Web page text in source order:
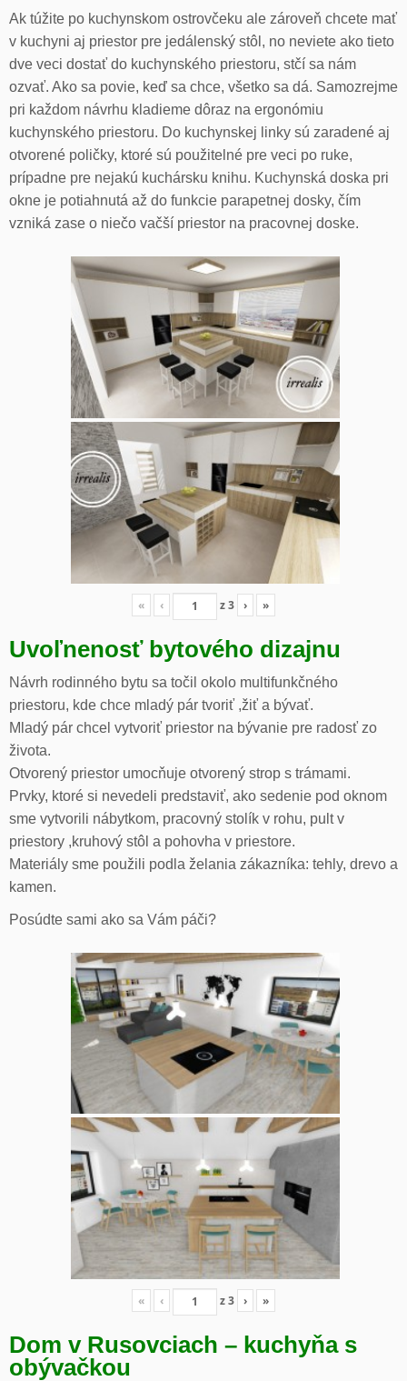
Ak túžite po kuchynskom ostrovčeku ale zároveň chcete mať
v kuchyni aj priestor pre jedálenský stôl, no neviete ako tieto
dve veci dostať do kuchynského priestoru, stčí sa nám
ozvať. Ako sa povie, keď sa chce, všetko sa dá. Samozrejme
pri každom návrhu kladieme dôraz na ergonómiu
kuchynského priestoru. Do kuchynskej linky sú zaradené aj
otvorené poličky, ktoré sú použitelné pre veci po ruke,
prípadne pre nejakú kuchársku knihu. Kuchynská doska pri
okne je potiahnutá až do funkcie parapetnej dosky, čím
vzniká zase o niečo vačší priestor na pracovnej doske.
« ‹ z3 › »
Uvoľnenosť bytového dizajnu
Návrh rodinného bytu sa točil okolo multifunkčného
priestoru, kde chce mladý pár tvoriť ,žiť a bývať.
Mladý pár chcel vytvoriť priestor na bývanie pre radosť zo
života.
Otvorený priestor umocňuje otvorený strop s trámami.
Prvky, ktoré si nevedeli predstaviť, ako sedenie pod oknom
sme vytvorili nábytkom, pracovný stolík v rohu, pult v
priestory ,kruhový stôl a pohovha v priestore.
Materiály sme použili podla želania zákazníka: tehly, drevo a
kamen.
Posúdte sami ako sa Vám páči?
« ‹ z3 › »
Dom v Rusovciach – kuchyňa s
obývačkou